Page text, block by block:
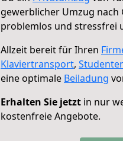
gewerblicher Umzug nach
problemlos und stressfrei
Allzeit bereit für Ihren
Klaviertransport,
eine optimale Beiladung
Erhalten Sie jetzt in nur
kostenfreie Angebote.